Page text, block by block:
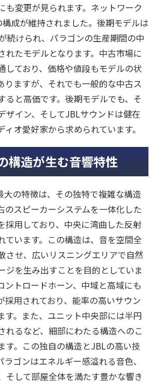
も変更が見られます。ネットワーク
構成が維持されました。後期モデルは
続けられ、パラゴンの生産期間の中
れたモデルとなります。中古市場に
しており、価格や値段もモデルの状
りますが、それでも一般的な中古ス
ると高価です。後期モデルでも、そ
ザイン、そしてJBLサウンドは健在
ィオ愛好家から求められています。
構造が生む音響特性
大の特徴は、その独特で複雑な構造
のスピーカーシステムを一体化した
採用しており、中央に湾曲した反射
ています。この構造は、音を空間全
させ、広いリスニングエリアで自然
ジを生み出すことを目的としていま
ントロードホーン、中域と高域にも
採用されており、能率の高いサウン
す。また、ユニット中央部には半円
れるなど、細部にわたる構造へのこ
す。この独自の構造とJBLの高い技
ゴンはエネルギー感溢れる音色、
そして部屋全体を満たす豊かな響き